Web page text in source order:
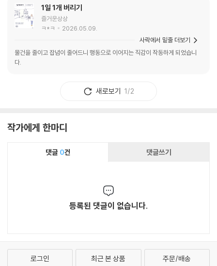
1일 1개 버리기
즐거운상상
ㅋ*ㅋ
2026.05.09.
물건을 줄이고 잡념이 줄어드니 행동으로 이어지는 직감이 작동하게 되었습니
다.
사락에서 밑줄 더보기
새로보기 1/2
작가에게 한마디
댓글 0건 댓글쓰기
등록된 댓글이 없습니다.
로그인 최근 본 상품 주문/배송